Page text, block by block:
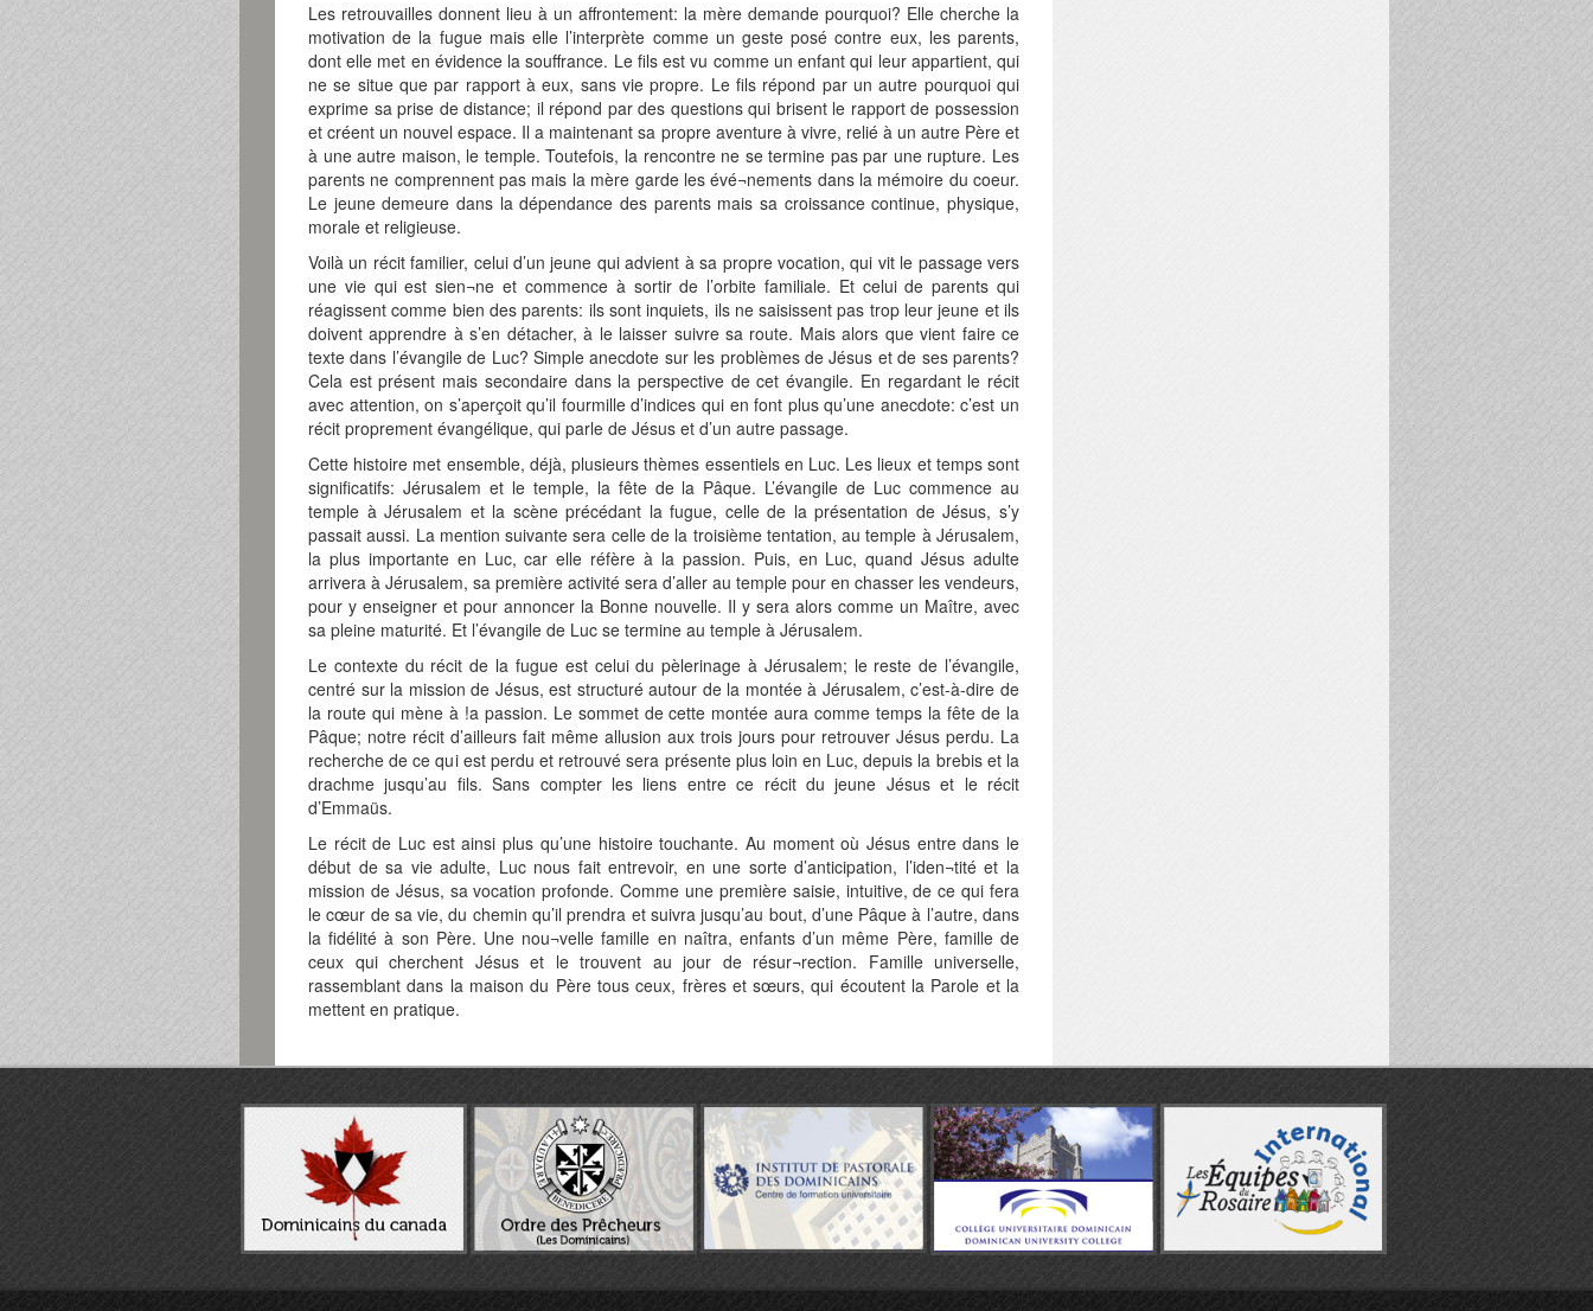
Les retrouvailles donnent lieu à un affrontement: la mère demande pourquoi? Elle cherche la
motivation de la fugue mais elle l’interprète comme un geste posé contre eux, les parents,
dont elle met en évidence la souffrance. Le fils est vu comme un enfant qui leur appartient, qui
ne se situe que par rapport à eux, sans vie propre. Le fils répond par un autre pourquoi qui
exprime sa prise de distance; il répond par des questions qui brisent le rapport de possession
et créent un nouvel espace. Il a maintenant sa propre aventure à vivre, relié à un autre Père et
à une autre maison, le temple. Toutefois, la rencontre ne se termine pas par une rupture. Les
parents ne comprennent pas mais la mère garde les évé¬nements dans la mémoire du coeur.
Le jeune demeure dans la dépendance des parents mais sa croissance continue, physique,
morale et religieuse.
Voilà un récit familier, celui d’un jeune qui advient à sa propre vocation, qui vit le passage vers
une vie qui est sien¬ne et commence à sortir de l’orbite familiale. Et celui de parents qui
réagissent comme bien des parents: ils sont inquiets, ils ne saisissent pas trop leur jeune et ils
doivent apprendre à s’en détacher, à le laisser suivre sa route. Mais alors que vient faire ce
texte dans l’évangile de Luc? Simple anecdote sur les problèmes de Jésus et de ses parents?
Cela est présent mais secondaire dans la perspective de cet évangile. En regardant le récit
avec attention, on s’aperçoit qu’il fourmille d’indices qui en font plus qu’une anecdote: c’est un
récit proprement évangélique, qui parle de Jésus et d’un autre passage.
Cette histoire met ensemble, déjà, plusieurs thèmes essentiels en Luc. Les lieux et temps sont
significatifs: Jérusalem et le temple, la fête de la Pâque. L’évangile de Luc commence au
temple à Jérusalem et la scène précédant la fugue, celle de la présentation de Jésus, s’y
passait aussi. La mention suivante sera celle de la troisième tentation, au temple à Jérusalem,
la plus importante en Luc, car elle réfère à la passion. Puis, en Luc, quand Jésus adulte
arrivera à Jérusalem, sa première activité sera d’aller au temple pour en chasser les vendeurs,
pour y enseigner et pour annoncer la Bonne nouvelle. Il y sera alors comme un Maître, avec
sa pleine maturité. Et l’évangile de Luc se termine au temple à Jérusalem.
Le contexte du récit de la fugue est celui du pèlerinage à Jérusalem; le reste de l’évangile,
centré sur la mission de Jésus, est structuré autour de la montée à Jérusalem, c’est-à-dire de
la route qui mène à !a passion. Le sommet de cette montée aura comme temps la fête de la
Pâque; notre récit d’ailleurs fait même allusion aux trois jours pour retrouver Jésus perdu. La
recherche de ce qui est perdu et retrouvé sera présente plus loin en Luc, depuis la brebis et la
drachme jusqu’au fils. Sans compter les liens entre ce récit du jeune Jésus et le récit
d’Emmaüs.
Le récit de Luc est ainsi plus qu’une histoire touchante. Au moment où Jésus entre dans le
début de sa vie adulte, Luc nous fait entrevoir, en une sorte d’anticipation, l’iden¬tité et la
mission de Jésus, sa vocation profonde. Comme une première saisie, intuitive, de ce qui fera
le cœur de sa vie, du chemin qu’il prendra et suivra jusqu’au bout, d’une Pâque à l’autre, dans
la fidélité à son Père. Une nou¬velle famille en naîtra, enfants d’un même Père, famille de
ceux qui cherchent Jésus et le trouvent au jour de résur¬rection. Famille universelle,
rassemblant dans la maison du Père tous ceux, frères et sœurs, qui écoutent la Parole et la
mettent en pratique.